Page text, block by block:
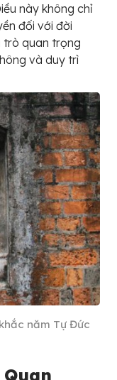
này không chỉ
đối với đời
trò quan trọng
và duy trì
năm Tự Đức